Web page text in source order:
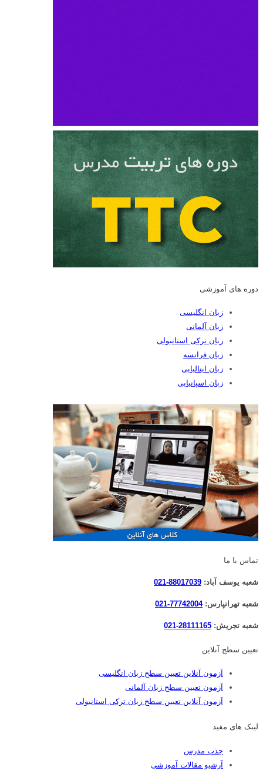
دوره های آموزشی
زبان انگلیسی
زبان آلمانی
زبان ترکی استانبولی
زبان فرانسه
زبان ایتالیایی
زبان اسپانیایی
تماس با ما
شعبه یوسف آباد: 88017039-021
شعبه تهرانپارس:77742004-021
شعبه تجریش: 28111165-021
تعیین سطح آنلاین
آزمون آنلاین تعیین سطح زبان انگلیسی
آزمون تعیین سطح زبان آلمانی
آزمون آنلاین تعیین سطح زبان ترکی استانبولی
لینک های مفید
جذب مدرس
آرشیو مقالات آموزشی